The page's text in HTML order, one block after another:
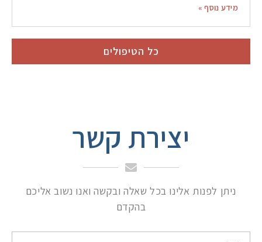
מידע נוסף »
כל הטיפולים
יצירת קשר
ניתן לפנות אלינו בכל שאלה ובקשה ואנו נשוב אליכם
בהקדם